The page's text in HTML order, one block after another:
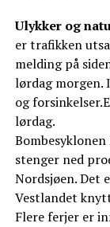
Ulykker og
er trafikken
melding på
lørdag morgen.
og
lørdag.
stenger ned
Nordsjøen. Det
Vestlandet
Flere ferjer er